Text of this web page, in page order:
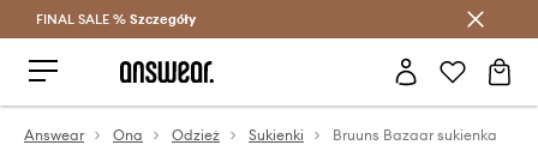
Oszczędzaj z Answear Club >
FINAL SALE % Szczegóły
Answear Ona Odzież Sukienki Bruuns Bazaar sukienka